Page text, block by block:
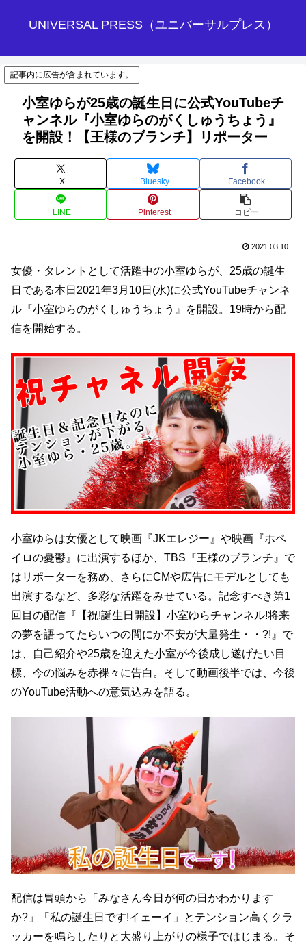
UNIVERSAL PRESS（ユニバーサルプレス）
記事内に広告が含まれています。
小室ゆらが25歳の誕生日に公式YouTubeチ
ャンネル『小室ゆらのがくしゅうちょう』
を開設！【王様のブランチ】リポーター
X Bluesky Facebook
LINE Pinterest コピー
2021.03.10
女優・タレントとして活躍中の小室ゆらが、25歳の誕生
日である本日2021年3月10日(水)に公式YouTubeチャンネ
ル『小室ゆらのがくしゅうちょう』を開設。19時から配
信を開始する。
小室ゆらは女優として映画『JKエレジー』や映画『ホペ
イロの憂鬱』に出演するほか、TBS『王様のブランチ』で
はリポーターを務め、さらにCMや広告にモデルとしても
出演するなど、多彩な活躍をみせている。記念すべき第1
回目の配信『【祝!誕生日開設】小室ゆらチャンネル!将来
の夢を語ってたらいつの間にか不安が大量発生・・?!』で
は、自己紹介や25歳を迎えた小室が今後成し遂げたい目
標、今の悩みを赤裸々に告白。そして動画後半では、今後
のYouTube活動への意気込みを語る。
配信は冒頭から「みなさん今日が何の日かわかります
か?」「私の誕生日です!イェーイ」とテンション高くクラ
ッカーを鳴らしたりと大盛り上がりの様子ではじまる。そ